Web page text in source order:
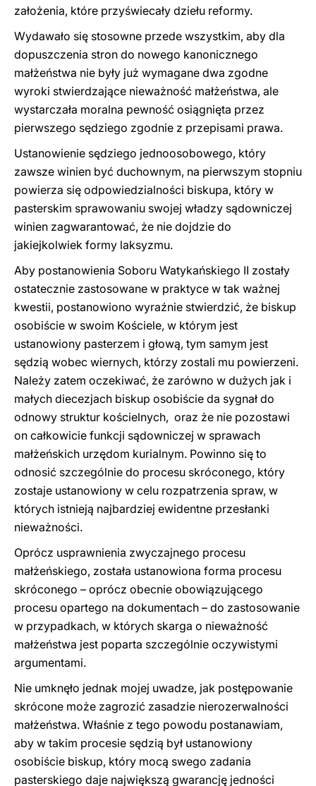
założenia, które przyświecały dziełu reformy.
Wydawało się stosowne przede wszystkim, aby dla
dopuszczenia stron do nowego kanonicznego
małżeństwa nie były już wymagane dwa zgodne
wyroki stwierdzające nieważność małżeństwa, ale
wystarczała moralna pewność osiągnięta przez
pierwszego sędziego zgodnie z przepisami prawa.
Ustanowienie sędziego jednoosobowego, który
zawsze winien być duchownym, na pierwszym stopniu
powierza się odpowiedzialności biskupa, który w
pasterskim sprawowaniu swojej władzy sądowniczej
winien zagwarantować, że nie dojdzie do
jakiejkolwiek formy laksyzmu.
Aby postanowienia Soboru Watykańskiego II zostały
ostatecznie zastosowane w praktyce w tak ważnej
kwestii, postanowiono wyraźnie stwierdzić, że biskup
osobiście w swoim Kościele, w którym jest
ustanowiony pasterzem i głową, tym samym jest
sędzią wobec wiernych, którzy zostali mu powierzeni.
Należy zatem oczekiwać, że zarówno w dużych jak i
małych diecezjach biskup osobiście da sygnał do
odnowy struktur kościelnych, oraz że nie pozostawi
on całkowicie funkcji sądowniczej w sprawach
małżeńskich urzędom kurialnym. Powinno się to
odnosić szczególnie do procesu skróconego, który
zostaje ustanowiony w celu rozpatrzenia spraw, w
których istnieją najbardziej ewidentne przesłanki
nieważności.
Oprócz usprawnienia zwyczajnego procesu
małżeńskiego, została ustanowiona forma procesu
skróconego – oprócz obecnie obowiązującego
procesu opartego na dokumentach – do zastosowanie
w przypadkach, w których skarga o nieważność
małżeństwa jest poparta szczególnie oczywistymi
argumentami.
Nie umknęło jednak mojej uwadze, jak postępowanie
skrócone może zagrozić zasadzie nierozerwalności
małżeństwa. Właśnie z tego powodu postanawiam,
aby w takim procesie sędzią był ustanowiony
osobiście biskup, który mocą swego zadania
pasterskiego daje największą gwarancję jedności